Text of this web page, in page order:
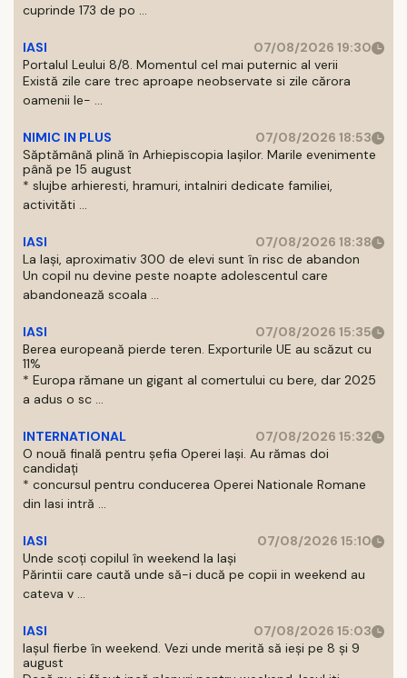
cuprinde 173 de po ...
IASI
07/08/2026 19:30
Portalul Leului 8/8. Momentul cel mai puternic al verii
Există zile care trec aproape neobservate si zile cărora
oamenii le- ...
NIMIC IN PLUS
07/08/2026 18:53
Săptămână plină în Arhiepiscopia Iașilor. Marile evenimente
până pe 15 august
* slujbe arhieresti, hramuri, intalniri dedicate familiei,
activităti ...
IASI
07/08/2026 18:38
La Iași, aproximativ 300 de elevi sunt în risc de abandon
Un copil nu devine peste noapte adolescentul care
abandonează scoala ...
IASI
07/08/2026 15:35
Berea europeană pierde teren. Exporturile UE au scăzut cu
11%
* Europa rămane un gigant al comertului cu bere, dar 2025
a adus o sc ...
INTERNATIONAL
07/08/2026 15:32
O nouă finală pentru șefia Operei Iași. Au rămas doi
candidați
* concursul pentru conducerea Operei Nationale Romane
din Iasi intră ...
IASI
07/08/2026 15:10
Unde scoți copilul în weekend la Iași
Părintii care caută unde să-i ducă pe copii in weekend au
cateva v ...
IASI
07/08/2026 15:03
Iașul fierbe în weekend. Vezi unde merită să ieși pe 8 și 9
august